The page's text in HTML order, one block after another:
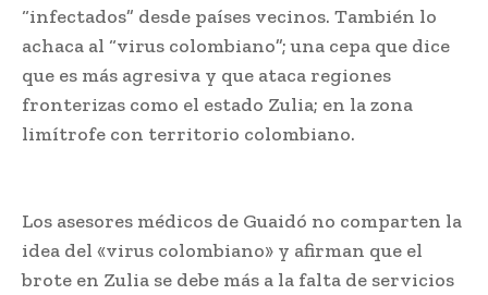
“infectados” desde países vecinos. También lo
achaca al “virus colombiano”; una cepa que dice
que es más agresiva y que ataca regiones
fronterizas como el estado Zulia; en la zona
limítrofe con territorio colombiano.
Los asesores médicos de Guaidó no comparten la
idea del «virus colombiano» y afirman que el
brote en Zulia se debe más a la falta de servicios